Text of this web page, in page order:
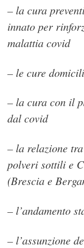
– la cura
innato per
malattia covid
– le cure
– la cura con il
dal covid
– la relazione
polveri sottili e
(Brescia e
– l’andamento
– l’assunzione